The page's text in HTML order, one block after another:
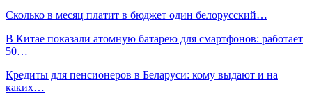
Сколько в месяц платит в бюджет один белорусский…
В Китае показали атомную батарею для смартфонов: работает
50…
Кредиты для пенсионеров в Беларуси: кому выдают и на
каких…